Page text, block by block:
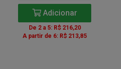
Adicionar
De 2 a 5: R$ 216,20
A partir de 6: R$ 213,85